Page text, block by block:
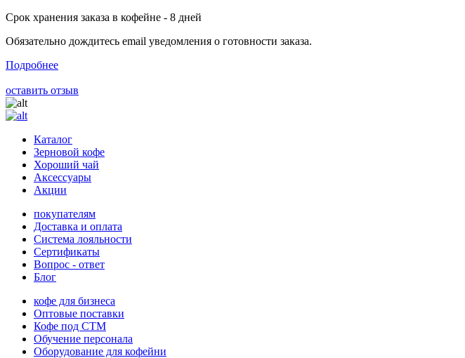
Срок хранения заказа в кофейне - 8 дней
Обязательно дождитесь email уведомления о готовности заказа.
Подробнее
оставить отзыв
Каталог
Зерновой кофе
Хороший чай
Аксессуары
Акции
покупателям
Доставка и оплата
Система лояльности
Сертификаты
Вопрос - ответ
Блог
кофе для бизнеса
Оптовые поставки
Кофе под СТМ
Обучение персонала
Оборудование для кофейни